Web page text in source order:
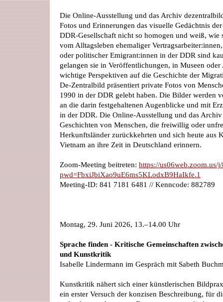
Die Online-Ausstellung und das Archiv
Fotos und Erinnerungen das visuelle Gedächtnis
DDR-Gesellschaft nicht so homogen und weiß,
vom Alltagsleben ehemaliger
oder politischer Emigrant:innen in der DDR sind
gelangen sie in Veröffentlichungen, in Museen
wichtige Perspektiven auf die Geschichte der
De-Zentralbild präsentiert private Fotos von
1990 in der DDR gelebt haben. Die Bilder werden
an die darin festgehaltenen Augenblicke und mit
in der DDR. Die Online-Ausstellung und das
Geschichten von Menschen, die freiwillig oder
Herkunftsländer zurückkehrten und sich heute aus
Vietnam an ihre Zeit in Deutschland erinnern.
Zoom-Meeting beitreten: https://us06web.zoom.us/
pwd=FbxiJbiXao9uE6ms5KLodxB9HaIkfe.1
Meeting-ID: 841 7181 6481 // Kenncode: 882789
Montag, 29. Juni 2026, 13.–14.00 Uhr
Sprache finden - Kritische Gemeinschaften
und Kunstkritik
Isabelle Lindermann im Gespräch mit Sabeth
Kunstkritik nähert sich einer künstlerischen
ein erster Versuch der konzisen Beschreibung, für